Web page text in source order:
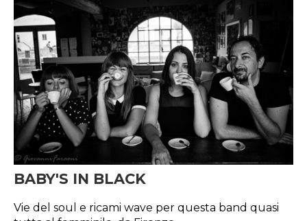
BABY'S IN BLACK
Vie del soul e ricami wave per questa band quasi